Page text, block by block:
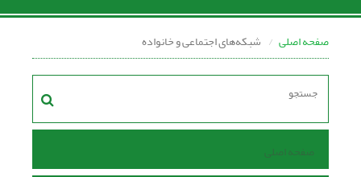
صفحه اصلی شبکه‌های اجتماعی و خانواده
صفحه اصلی